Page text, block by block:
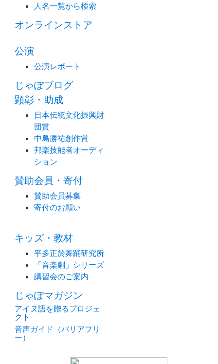
人名一覧から検索
オンラインストア
公演
公演レポート
じゃぽブログ
顕彰・助成
日本伝統文化振興財
団賞
中島勝祐創作賞
邦楽技能者オーディ
ション
賛助会員・寄付
賛助会員募集
寄付のお願い
キッズ・教材
平多正於舞踊研究所
「音楽劇」シリーズ
講習会のご案内
じゃぽマガジン
アイヌ語を贈るプロジェ
クト
音声ガイド（バリアフリ
ー）